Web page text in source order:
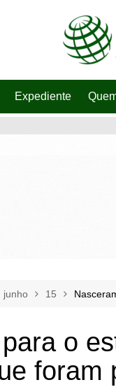
Expediente
junho 15
o
foram